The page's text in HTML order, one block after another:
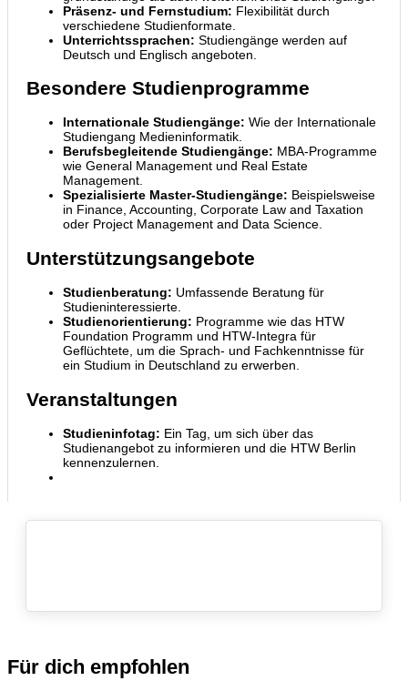
Präsenz- und Fernstudium: Flexibilität durch
verschiedene Studienformate.
Unterrichtssprachen: Studiengänge werden auf
Deutsch und Englisch angeboten.
Besondere Studienprogramme
Internationale Studiengänge: Wie der Internationale
Studiengang Medieninformatik.
Berufsbegleitende Studiengänge: MBA-Programme
wie General Management und Real Estate
Management.
Spezialisierte Master-Studiengänge: Beispielsweise
in Finance, Accounting, Corporate Law and Taxation
oder Project Management and Data Science.
Unterstützungsangebote
Studienberatung: Umfassende Beratung für
Studieninteressierte.
Studienorientierung: Programme wie das HTW
Foundation Programm und HTW-Integra für
Geflüchtete, um die Sprach- und Fachkenntnisse für
ein Studium in Deutschland zu erwerben.
Veranstaltungen
Studieninfotag: Ein Tag, um sich über das
Studienangebot zu informieren und die HTW Berlin
kennenzulernen.
Für dich empfohlen